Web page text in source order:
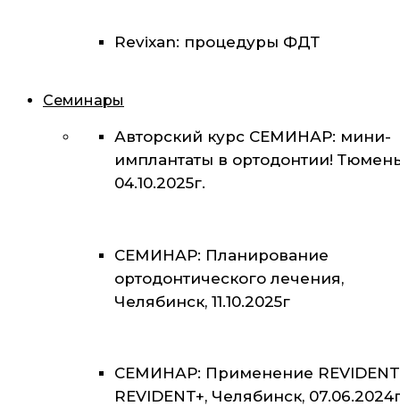
Revixan: процедуры ФДТ
Семинары
Авторский курс СЕМИНАР: мини-
имплантаты в ортодонтии!
04.10.2025г.
СЕМИНАР: Планирование
ортодонтического лечения,
Челябинск, 11.10.2025г
СЕМИНАР: Применение
REVIDENT+, Челябинск,